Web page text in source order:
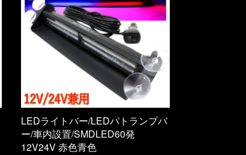
LEDライトバー/LEDパトランプバ
ー/車内設置/SMDLED60発
12V24V 赤色青色